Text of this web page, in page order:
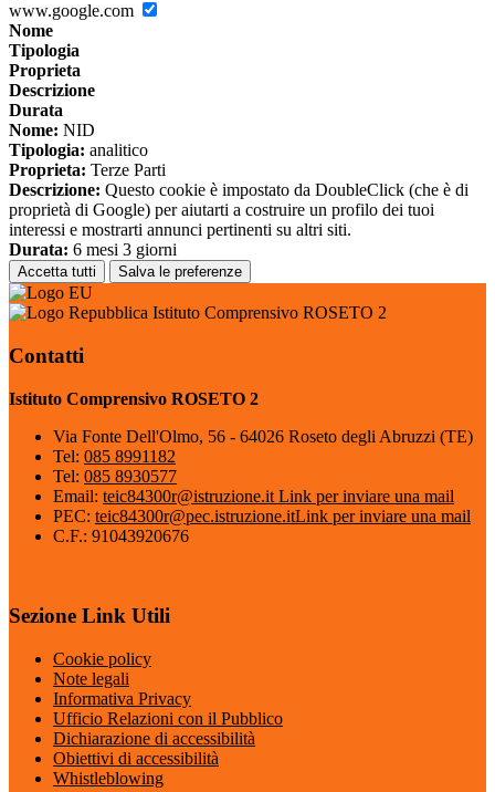
www.google.com
Nome
Tipologia
Proprieta
Descrizione
Durata
Nome: NID
Tipologia: analitico
Proprieta: Terze Parti
Descrizione: Questo cookie è impostato da DoubleClick (che è di
proprietà di Google) per aiutarti a costruire un profilo dei tuoi
interessi e mostrarti annunci pertinenti su altri siti.
Durata: 6 mesi 3 giorni
Accetta tutti Salva le preferenze
Istituto Comprensivo ROSETO 2
Contatti
Istituto Comprensivo ROSETO 2
Via Fonte Dell'Olmo, 56 - 64026 Roseto degli Abruzzi (TE)
Tel: 085 8991182
Tel: 085 8930577
Email: teic84300r@istruzione.it Link per inviare una mail
PEC: teic84300r@pec.istruzione.itLink per inviare una mail
C.F.: 91043920676
Sezione Link Utili
Cookie policy
Note legali
Informativa Privacy
Ufficio Relazioni con il Pubblico
Dichiarazione di accessibilità
Obiettivi di accessibilità
Whistleblowing